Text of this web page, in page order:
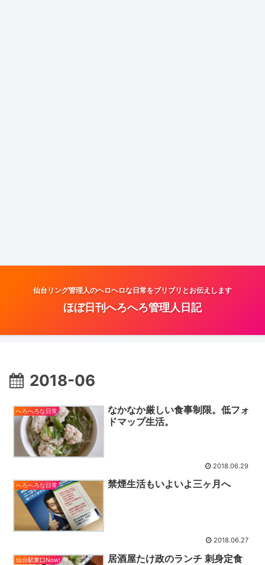
仙台リング管理人のヘロヘロな日常をブリブリとお伝えします
ほぼ日刊へろへろ管理人日記
2018-06
へろへろな日常
なかなか厳しい食事制限。低フォ
ドマップ生活。
2018.06.29
へろへろな日常 禁煙生活もいよいよ三ヶ月へ
2018.06.27
仙台駅東口Now! 居酒屋たけ政のランチ 刺身定食